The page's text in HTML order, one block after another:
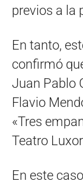
previos a la
En tanto,
confirmó
Juan Pablo
Flavio
«Tres
Teatro
En este